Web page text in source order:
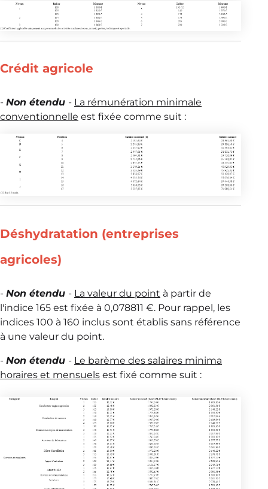
Crédit agricole
- Non étendu - La rémunération minimale
conventionnelle est fixée comme suit :
Déshydratation (entreprises
agricoles)
- Non étendu - La valeur du point à partir de
l'indice 165 est fixée à 0,078811 €. Pour rappel, les
indices 100 à 160 inclus sont établis sans référence
à une valeur du point.
- Non étendu - Le barème des salaires minima
horaires et mensuels est fixé comme suit :